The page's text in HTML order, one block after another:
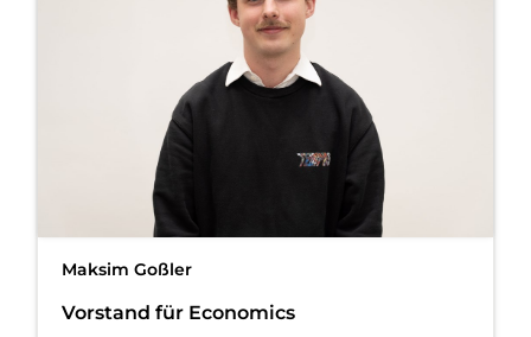
Maksim Goßler
Vorstand für Economics